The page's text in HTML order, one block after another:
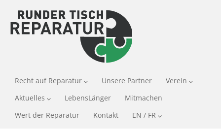
Recht auf Reparatur Unsere Partner
Verein
Aktuelles
LebensLänger
Mitmachen
Wert der Reparatur
Kontakt EN / FR